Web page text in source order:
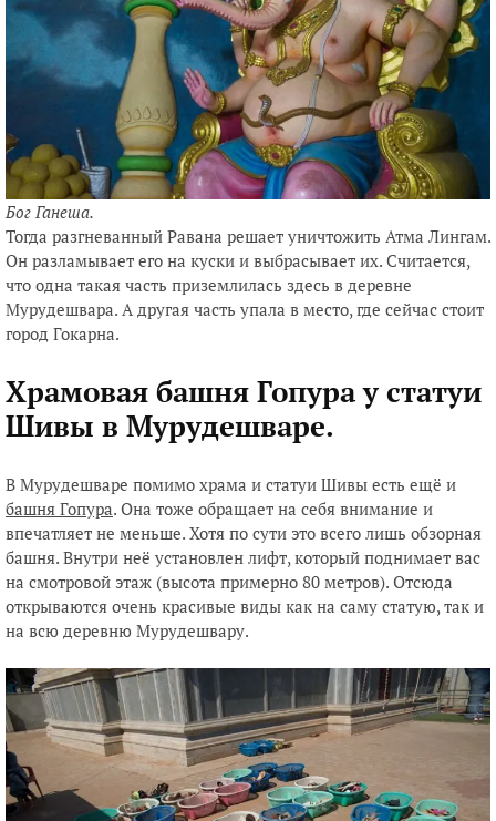
Бог Ганеша.
Тогда разгневанный Равана решает уничтожить Атма Лингам.
Он разламывает его на куски и выбрасывает их. Считается,
что одна такая часть приземлилась здесь в деревне
Мурудешвара. А другая часть упала в место, где сейчас стоит
город Гокарна.
Храмовая башня Гопура у статуи
Шивы в Мурудешваре.
В Мурудешваре помимо храма и статуи Шивы есть ещё и
башня Гопура. Она тоже обращает на себя внимание и
впечатляет не меньше. Хотя по сути это всего лишь обзорная
башня. Внутри неё установлен лифт, который поднимает вас
на смотровой этаж (высота примерно 80 метров). Отсюда
открываются очень красивые виды как на саму статую, так и
на всю деревню Мурудешвару.